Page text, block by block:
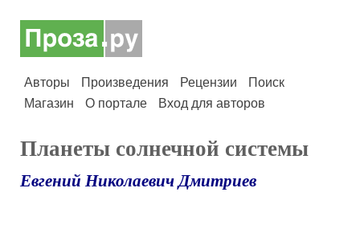
Авторы Произведения Рецензии
Поиск
Магазин
О портале Вход для авторов
Планеты солнечной системы
Евгений Николаевич Дмитриев